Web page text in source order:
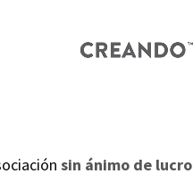
sin ánimo de lucro